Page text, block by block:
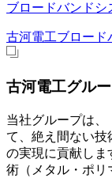
ブロードバンドシ
古河電工ブロード
古河電工グル
当社グループは、
て、絶え間ない技
の実現に貢献しま
術（メタル・ポリ